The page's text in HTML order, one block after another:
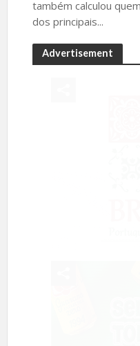
também calculou
dos principais...
Advertisement